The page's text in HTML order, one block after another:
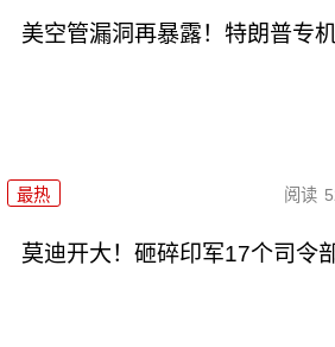
美空管漏洞再暴露！特朗普专
最热 阅读
莫迪开大！砸碎印军17个司令